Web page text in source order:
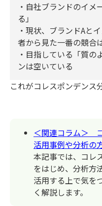
・自社ブランドのイメ
る」
・現状、ブランドAと
者から見た一番の競合
・目指している「質の
ンは空いている
これがコレスポンデンス
＜関連コラム＞
活用事例や分析の
本記事では、コレ
をはじめ、分析方
活用する上で気を
く解説します。